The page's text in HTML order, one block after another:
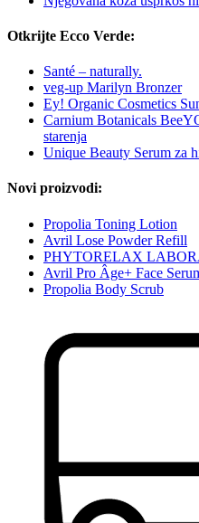
Otkrijte Ecco Verde:
Santé – naturally.
veg-up Marilyn Bronzer
Ey! Organic Cosmetics
Carnium Botanicals
starenja
Unique Beauty Serum za
Novi proizvodi:
Propolia Toning Lotion
Avril Lose Powder Refill
PHYTORELAX
Avril Pro Âge+ Face
Propolia Body Scrub